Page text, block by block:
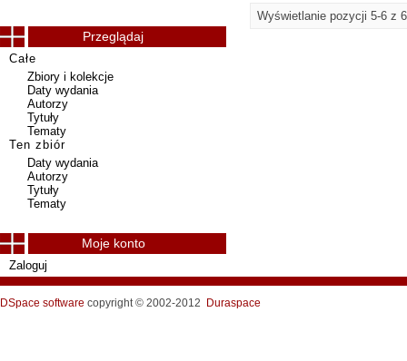
Wyświetlanie pozycji 5-6 z 6
Przeglądaj
Całe
Zbiory i kolekcje
Daty wydania
Autorzy
Tytuły
Tematy
Ten zbiór
Daty wydania
Autorzy
Tytuły
Tematy
Moje konto
Zaloguj
DSpace software copyright © 2002-2012 Duraspace